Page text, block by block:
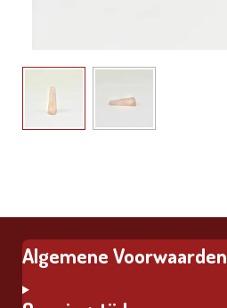
Algemene Voorwaarden